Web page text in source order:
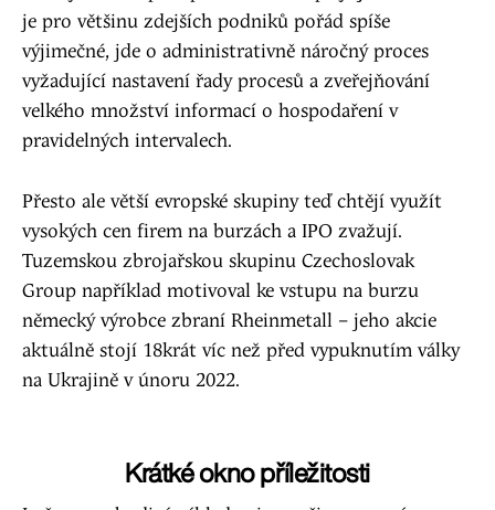
je pro většinu zdejších podniků pořád spíše
výjimečné, jde o administrativně náročný proces
vyžadující nastavení řady procesů a zveřejňování
velkého množství informací o hospodaření v
pravidelných intervalech.
Přesto ale větší evropské skupiny teď chtějí využít
vysokých cen firem na burzách a IPO zvažují.
Tuzemskou zbrojařskou skupinu Czechoslovak
Group například motivoval ke vstupu na burzu
německý výrobce zbraní Rheinmetall – jeho akcie
aktuálně stojí 18krát víc než před vypuknutím války
na Ukrajině v únoru 2022.
Krátké okno příležitosti